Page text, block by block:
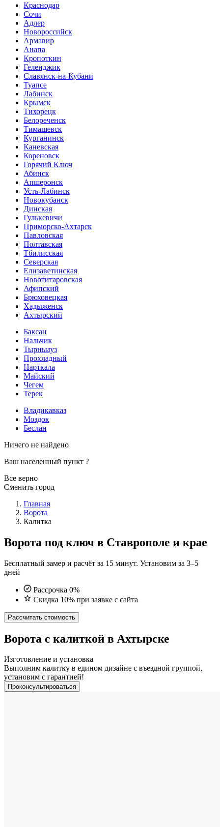
Краснодар
Сочи
Адлер
Новороссийск
Армавир
Анапа
Кропоткин
Геленджик
Славянск-на-Кубани
Туапсе
Лабинск
Крымск
Тихорецк
Белореченск
Тимашевск
Курганинск
Каневская
Кореновск
Горячий Ключ
Абинск
Апшеронск
Усть-Лабинск
Новокубанск
Динская
Гулькевичи
Приморско-Ахтарск
Павловская
Полтавская
Тбилисская
Северская
Елизаветинская
Новотитаровская
Афипский
Брюховецкая
Хадыженск
Ахтырский
Баксан
Нальчик
Тырныауз
Прохладный
Нарткала
Майский
Чегем
Терек
Владикавказ
Моздок
Беслан
Ничего не найдено
Ваш населенный пункт ?
Все верно
Сменить город
Главная
Ворота
Калитка
Ворота под ключ в Ставрополе и крае
Бесплатный замер и расчёт за 15 минут. Установим за 3–5
дней
Рассрочка 0%
Скидка 10% при заявке с сайта
Рассчитать стоимость
Ворота с калиткой в Ахтырске
Изготовление и установка
Выполним калитку в едином дизайне с въездной группой,
установим с гарантией!
Проконсультироваться